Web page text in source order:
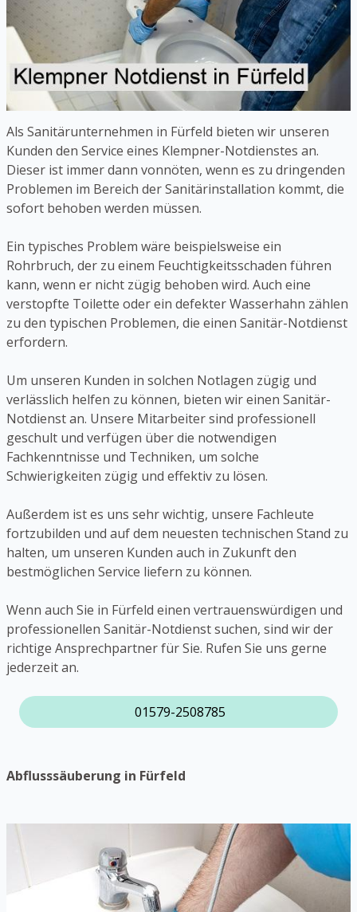
Als Sanitärunternehmen in Fürfeld bieten wir unseren
Kunden den Service eines Klempner-Notdienstes an.
Dieser ist immer dann vonnöten, wenn es zu dringenden
Problemen im Bereich der Sanitärinstallation kommt, die
sofort behoben werden müssen.
Ein typisches Problem wäre beispielsweise ein
Rohrbruch, der zu einem Feuchtigkeitsschaden führen
kann, wenn er nicht zügig behoben wird. Auch eine
verstopfte Toilette oder ein defekter Wasserhahn zählen
zu den typischen Problemen, die einen Sanitär-Notdienst
erfordern.
Um unseren Kunden in solchen Notlagen zügig und
verlässlich helfen zu können, bieten wir einen Sanitär-
Notdienst an. Unsere Mitarbeiter sind professionell
geschult und verfügen über die notwendigen
Fachkenntnisse und Techniken, um solche
Schwierigkeiten zügig und effektiv zu lösen.
Außerdem ist es uns sehr wichtig, unsere Fachleute
fortzubilden und auf dem neuesten technischen Stand zu
halten, um unseren Kunden auch in Zukunft den
bestmöglichen Service liefern zu können.
Wenn auch Sie in Fürfeld einen vertrauenswürdigen und
professionellen Sanitär-Notdienst suchen, sind wir der
richtige Ansprechpartner für Sie. Rufen Sie uns gerne
jederzeit an.
01579-2508785
Abflusssäuberung in Fürfeld